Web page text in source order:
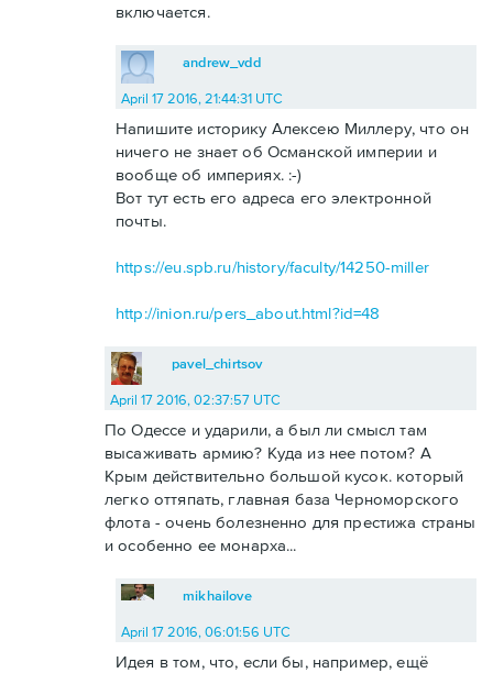
включается.
andrew_vdd
April 17 2016, 21:44:31 UTC
Напишите историку Алексею Миллеру, что он
ничего не знает об Османской империи и
вообще об империях. :-)
Вот тут есть его адреса его электронной
почты.
https://eu.spb.ru/history/faculty/14250-miller
http://inion.ru/pers_about.html?id=48
pavel_chirtsov
April 17 2016, 02:37:57 UTC
По Одессе и ударили, а был ли смысл там
высаживать армию? Куда из нее потом? А
Крым действительно большой кусок. который
легко оттяпать, главная база Черноморского
флота - очень болезненно для престижа страны
и особенно ее монарха...
mikhailove
April 17 2016, 06:01:56 UTC
Идея в том, что, если бы, например, ещё